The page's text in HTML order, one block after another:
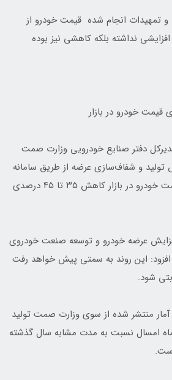
و تمهیدات انجام شده قیمت خودرو از
نداشته بلکه کاهشی نیز بوده
دفتر صنایع خودرویی وزارت صمت
و شفاف‌سازی عرضه از طریق سامانه
یکپارچه، موجب شده، قیمت خودرو در بازار کاهش ۳۵ تا ۴۵ درصدی
افزایش عرضه خودرو و توسعه صنعت خودروی
این روند به سمتی پیش خواهد رفت
شود.
منتشر شده از سوی وزارت صمت تولید
امسال نسبت به مدت مشابه سال گذشته